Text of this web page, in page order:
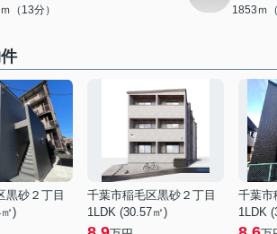
（13分） 1853ｍ
黒砂２丁目
)
千葉市稲毛区黒砂２丁目
1LDK (30.57㎡)
千葉市
1LDK